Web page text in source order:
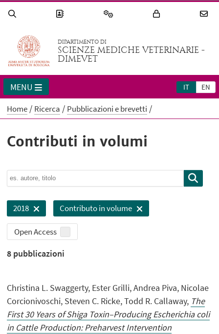
DIPARTIMENTO DI
SCIENZE MEDICHE VETERINARIE -
DIMEVET
IT EN
MENU
Home Ricerca Pubblicazioni e brevetti
Contributi in volumi
2018 Contributo in volume
Open Access
8 pubblicazioni
Christina L. Swaggerty, Ester Grilli, Andrea Piva, Nicolae
Corcionivoschi, Steven C. Ricke, Todd R. Callaway, The
First 30 Years of Shiga Toxin–Producing Escherichia coli
in Cattle Production: Preharvest Intervention